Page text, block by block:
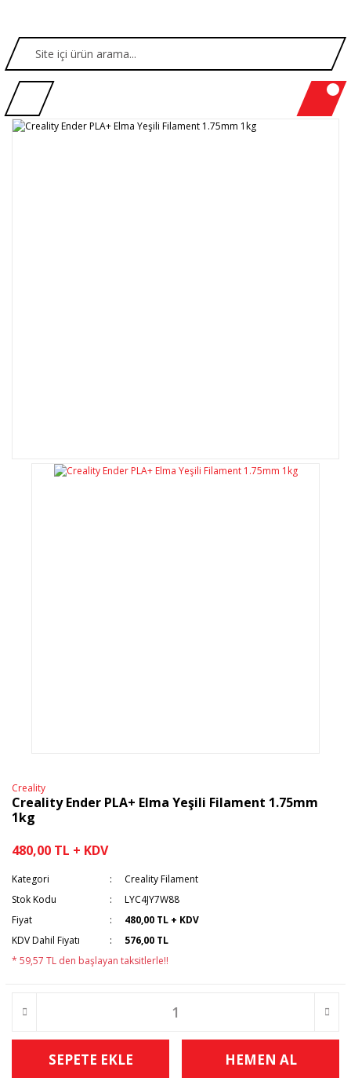
Creality
Creality Ender PLA+ Elma Yeşili Filament 1.75mm
1kg
480,00 TL + KDV
Kategori
Creality Filament
Stok Kodu
LYC4JY7W88
Fiyat
480,00 TL + KDV
KDV Dahil Fiyatı
576,00 TL
* 59,57 TL den başlayan taksitlerle!!
SEPETE EKLE HEMEN AL